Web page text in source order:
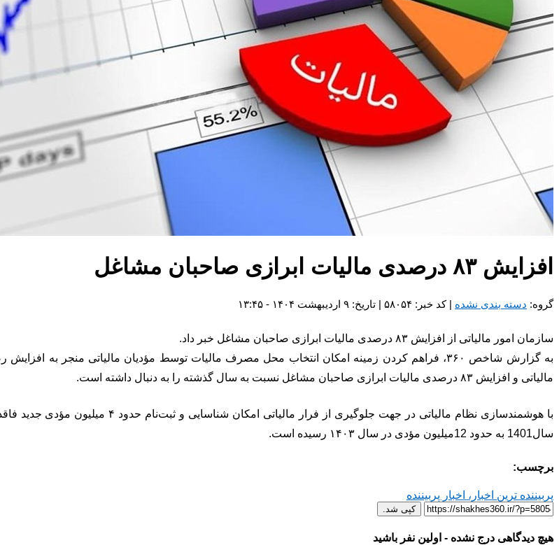
افزایش ۸۳ درصدی مالیات ابرازی صاحبان مشاغل
گروه: دسته بندی نشده | کد خبر: ۵۸۰۵۴ | تاریخ: ۹ اردیبهشت ۱۴۰۴ - ۱۳:۴۵
سازمان امور مالیاتی از افزایش ۸۳ درصدی مالیات ابرازی صاحبان مشاغل خبر داد.
مالیاتی و افزایش ۸۳ درصدی مالیات ابرازی صاحبان مشاغل نسبت به سال گذشته را به دنبال داشته است.
سال1401 به حدود 12میلیون مؤدی در سال ۱۴۰۳ رسیده است.
برچسب:
پربیننده ترین اخبار، اخبار پربیننده
کپی شد.
هیچ دیدگاهی درج نشده - اولین نفر باشید